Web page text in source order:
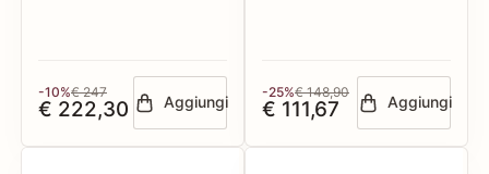
-10%€ 247
€ 222,30 Aggiungi
-25%€ 148,90
€ 111,67 Aggiungi